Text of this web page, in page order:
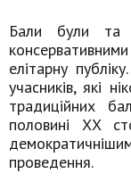
Бали були та
елітарну
учасників, які
традиційних
половині ХХ
проведення.